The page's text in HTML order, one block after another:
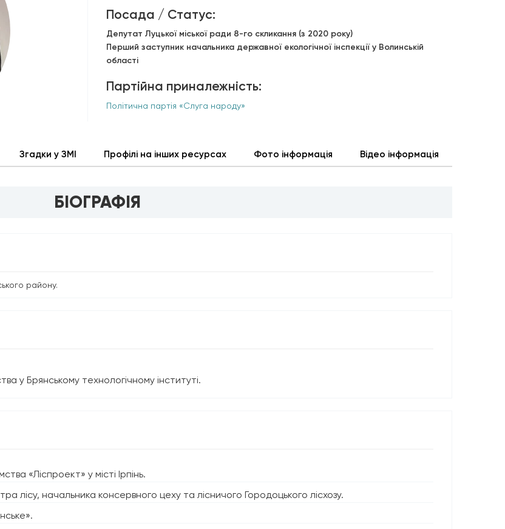
Посада / Статус:
Депутат Луцької міської ради 8-го скликання (з 2020 року)
Перший заступник начальника державної екологічної інспекції у Волинській
області
Партійна приналежність:
Політична партія «Слуга народу»
Згадки у ЗМІ Профілі на інших ресурсах Фото інформація Відео інформація
БІОГРАФІЯ
району.
у Брянському технологічному інституті.
«Ліспроект» у місті Ірпінь.
лісу, начальника консервного цеху та лісничого Городоцького лісхозу.